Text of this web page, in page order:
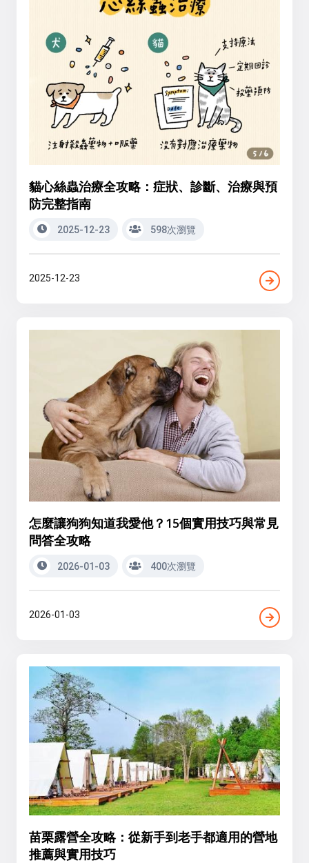
貓心絲蟲治療全攻略：症狀、診斷、治療與預
防完整指南
2025-12-23 598次瀏覽
2025-12-23
怎麼讓狗狗知道我愛他？15個實用技巧與常見
問答全攻略
2026-01-03 400次瀏覽
2026-01-03
苗栗露營全攻略：從新手到老手都適用的營地
推薦與實用技巧